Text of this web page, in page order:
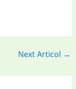
Next Articol →